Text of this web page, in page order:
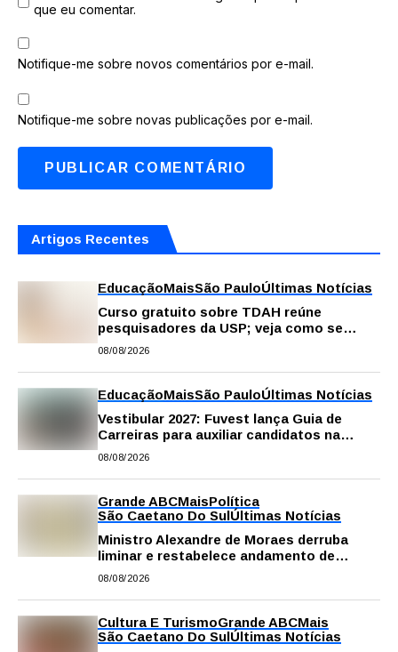
que eu comentar.
Notifique-me sobre novos comentários por e-mail.
Notifique-me sobre novas publicações por e-mail.
Artigos Recentes
EducaçãoMaisSão PauloÚltimas Notícias
Curso gratuito sobre TDAH reúne
pesquisadores da USP; veja como se
inscrever
08/08/2026
EducaçãoMaisSão PauloÚltimas Notícias
Vestibular 2027: Fuvest lança Guia de
Carreiras para auxiliar candidatos na
escolha da profissão
08/08/2026
Grande ABCMaisPolítica
São Caetano Do SulÚltimas Notícias
Ministro Alexandre de Moraes derruba
liminar e restabelece andamento de
comissão processante contra vereador
08/08/2026
Cultura E TurismoGrande ABCMais
São Caetano Do SulÚltimas Notícias